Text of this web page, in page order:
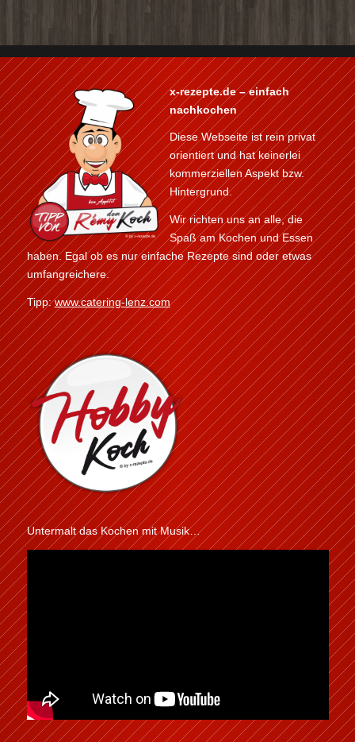
x-rezepte.de – einfach
nachkochen
Diese Webseite ist rein privat
orientiert und hat keinerlei
kommerziellen Aspekt bzw.
Hintergrund.
Wir richten uns an alle, die
Spaß am Kochen und Essen
haben. Egal ob es nur einfache Rezepte sind oder etwas
umfangreichere.
Tipp:www.catering-lenz.com
Untermalt das Kochen mit Musik…